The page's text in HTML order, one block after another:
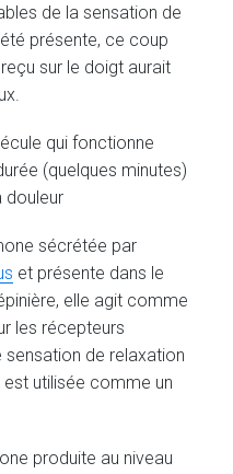
de la sensation de
présente, ce coup
sur le doigt aurait
qui fonctionne
(quelques minutes)
douleur
sécrétée par
et présente dans le
elle agit comme
les récepteurs
sensation de relaxation
utilisée comme un
produite au niveau